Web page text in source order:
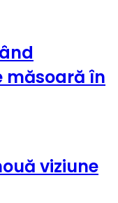
măsoară în
viziune